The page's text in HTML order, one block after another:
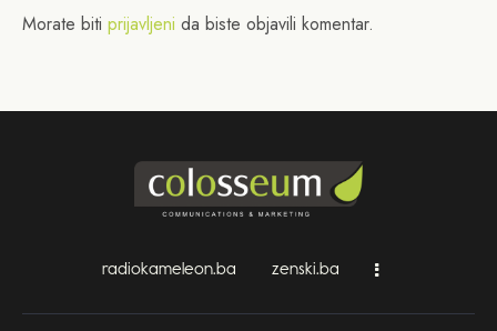
Morate biti prijavljeni da biste objavili komentar.
radiokameleon.ba zenski.ba